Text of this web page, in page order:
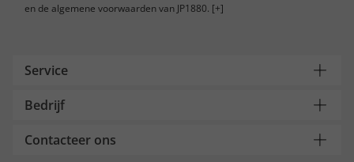
en de algemene voorwaarden van JP1880. [+]
Service
Bedrijf
Contacteer ons